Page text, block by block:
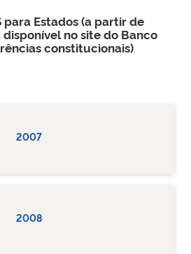
para Estados (a partir de
no site do Banco
constitucionais)
2007
2008